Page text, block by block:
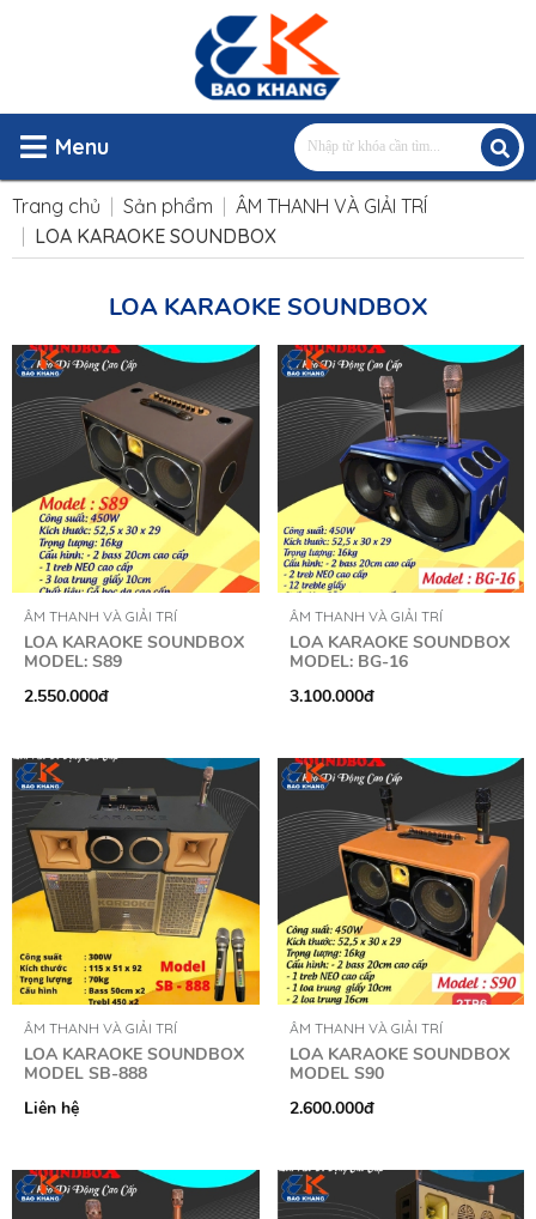
Menu
Trang chủ Sản phẩm
ÂM THANH VÀ GIẢI TRÍ
LOA KARAOKE SOUNDBOX
LOA KARAOKE SOUNDBOX
ÂM THANH VÀ GIẢI TRÍ
LOA KARAOKE SOUNDBOX
MODEL: S89
2.550.000đ
ÂM THANH VÀ GIẢI TRÍ
LOA KARAOKE SOUNDBOX
MODEL: BG-16
3.100.000đ
ÂM THANH VÀ GIẢI TRÍ
LOA KARAOKE SOUNDBOX
MODEL SB-888
Liên hệ
ÂM THANH VÀ GIẢI TRÍ
LOA KARAOKE SOUNDBOX
MODEL S90
2.600.000đ